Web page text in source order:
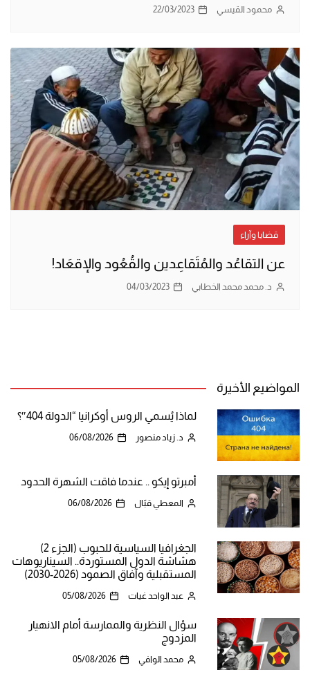
محمود القيسي 22/03/2023
قضايا وآراء
عن التقاعُد والمُتَقاعِدين والقُعُود والإقعَاد!
د. محمد محمد الخطابي 04/03/2023
المواضيع الأخيرة
لماذا يُسمي الروس أوكرانيا “الدولة 404″؟
د. زياد منصور 06/08/2026
أمبرتو إيكو .. عندما فاقت الشهرة الحدود
المعطي قبّال 06/08/2026
الجغرافيا السياسية للحبوب (الجزء 2)
هشاشة الدول المستوردة.. السيناريوهات
المستقبلية وآفاق الصمود (2026-2030)
عبد الواحد غيات 05/08/2026
سؤال النظرية والممارسة أمام الانهيار
المزدوج
محمد الوافي 05/08/2026